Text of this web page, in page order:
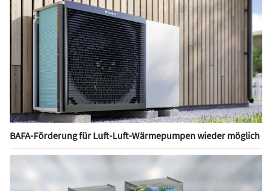
BAFA-Förderung für Luft-Luft-Wärmepumpen wieder möglich